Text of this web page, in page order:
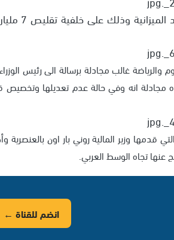
هذا ومن المقرر ان
والرياضة غالب مجادلة برسالة الى رئيس
مجادلة انه وفي حالة عدم تعديلها
قدمها وزير المالية روني بار اون بالعنصرية
عنها تجاه الوسط العربي.
انضم للقناة ←